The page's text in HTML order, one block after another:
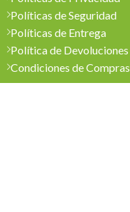
Políticas de Seguridad
Políticas de Entrega
Política de Devoluciones
Condiciones de Compras